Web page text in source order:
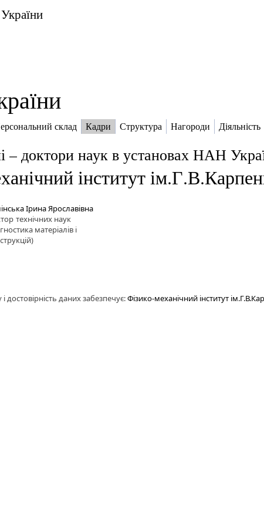
склад Кадри Структура Нагороди Діяльність
– доктори наук в установах НАН
інститут
Ірина Ярославівна
технічних наук
матеріалів і
достовірність даних забезпечує:Фізико-механічний інститут